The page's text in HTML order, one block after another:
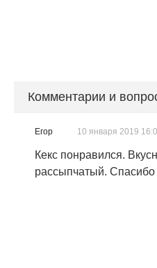
Комментарии и
Егор 10 января 2019
Кекс понравился.
рассыпчатый. Спасибо